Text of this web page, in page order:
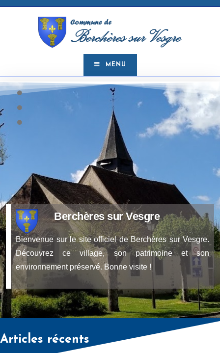
MENU
Berchères sur Vesgre
Bienvenue sur le site officiel de Berchères sur Vesgre.
Découvrez ce village, son patrimoine et son
environnement préservé. Bonne visite !
Articles récents